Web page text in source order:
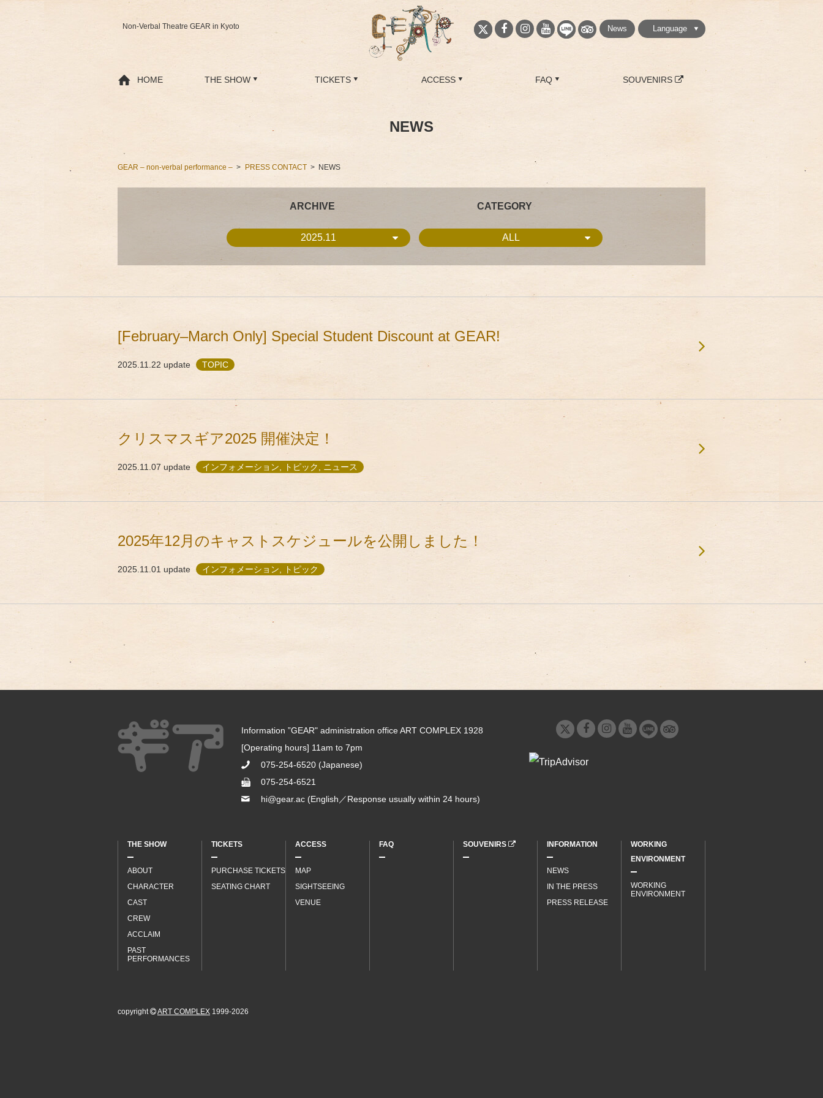
Non-Verbal Theatre GEAR in Kyoto News
Language
HOME THE SHOW TICKETS ACCESS FAQ SOUVENIRS
NEWS
GEAR – non-verbal performance – PRESS CONTACT NEWS
ARCHIVE
2025.11
CATEGORY
ALL
[February–March Only] Special Student Discount at GEAR!
2025.11.22 update TOPIC
クリスマスギア2025 開催決定！
2025.11.07 update インフォメーション, トピック, ニュース
2025年12月のキャストスケジュールを公開しました！
2025.11.01 update インフォメーション, トピック
Information ”GEAR" administration office ART COMPLEX 1928
[Operating hours] 11am to 7pm
075-254-6520 (Japanese)
075-254-6521
hi@gear.ac (English／Response usually within 24 hours)
THE SHOW
ABOUT
CHARACTER
CAST
CREW
ACCLAIM
PAST
PERFORMANCES
TICKETS
PURCHASE TICKETS
SEATING CHART
ACCESS
MAP
SIGHTSEEING
VENUE
FAQ SOUVENIRS INFORMATION
NEWS
IN THE PRESS
PRESS RELEASE
WORKING
ENVIRONMENT
WORKING
ENVIRONMENT
copyright ART COMPLEX 1999-2026